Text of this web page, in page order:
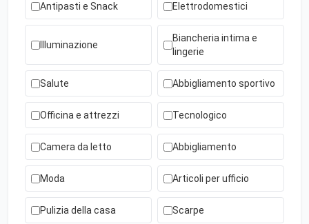
Antipasti e Snack Elettrodomestici
Illuminazione
Biancheria intima e
lingerie
Salute Abbigliamento sportivo
Officina e attrezzi Tecnologico
Camera da letto Abbigliamento
Moda Articoli per ufficio
Pulizia della casa Scarpe